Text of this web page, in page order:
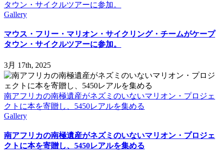
タウン・サイクルツアーに参加。
Gallery
マウス・フリー・マリオン・サイクリング・チームがケープ
タウン・サイクルツアーに参加。
3月 17th, 2025
南アフリカの南極遺産がネズミのいないマリオン・プロジェ
クトに本を寄贈し、5450レアルを集める
Gallery
南アフリカの南極遺産がネズミのいないマリオン・プロジェ
クトに本を寄贈し、5450レアルを集める